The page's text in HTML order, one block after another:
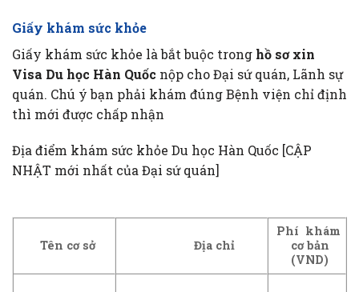
Giấy khám sức khỏe
Giấy khám sức khỏe là bắt buộc trong hồ sơ xin
Visa Du học Hàn Quốc nộp cho Đại sứ quán, Lãnh sự
quán. Chú ý bạn phải khám đúng Bệnh viện chỉ định
thì mới được chấp nhận
Địa điểm khám sức khỏe Du học Hàn Quốc [CẬP
NHẬT mới nhất của Đại sứ quán]
Tên cơ sở Địa chỉ
Phí khám
cơ bản
(VND)